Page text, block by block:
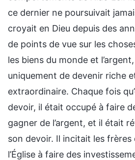
ce dernier ne poursuivait
croyait en Dieu depuis des
de points de vue sur les
les biens du monde et
uniquement de devenir riche
extraordinaire. Chaque fois
devoir, il était occupé à faire
gagner de l’argent, et il était
son devoir. Il incitait les
l’Église à faire des